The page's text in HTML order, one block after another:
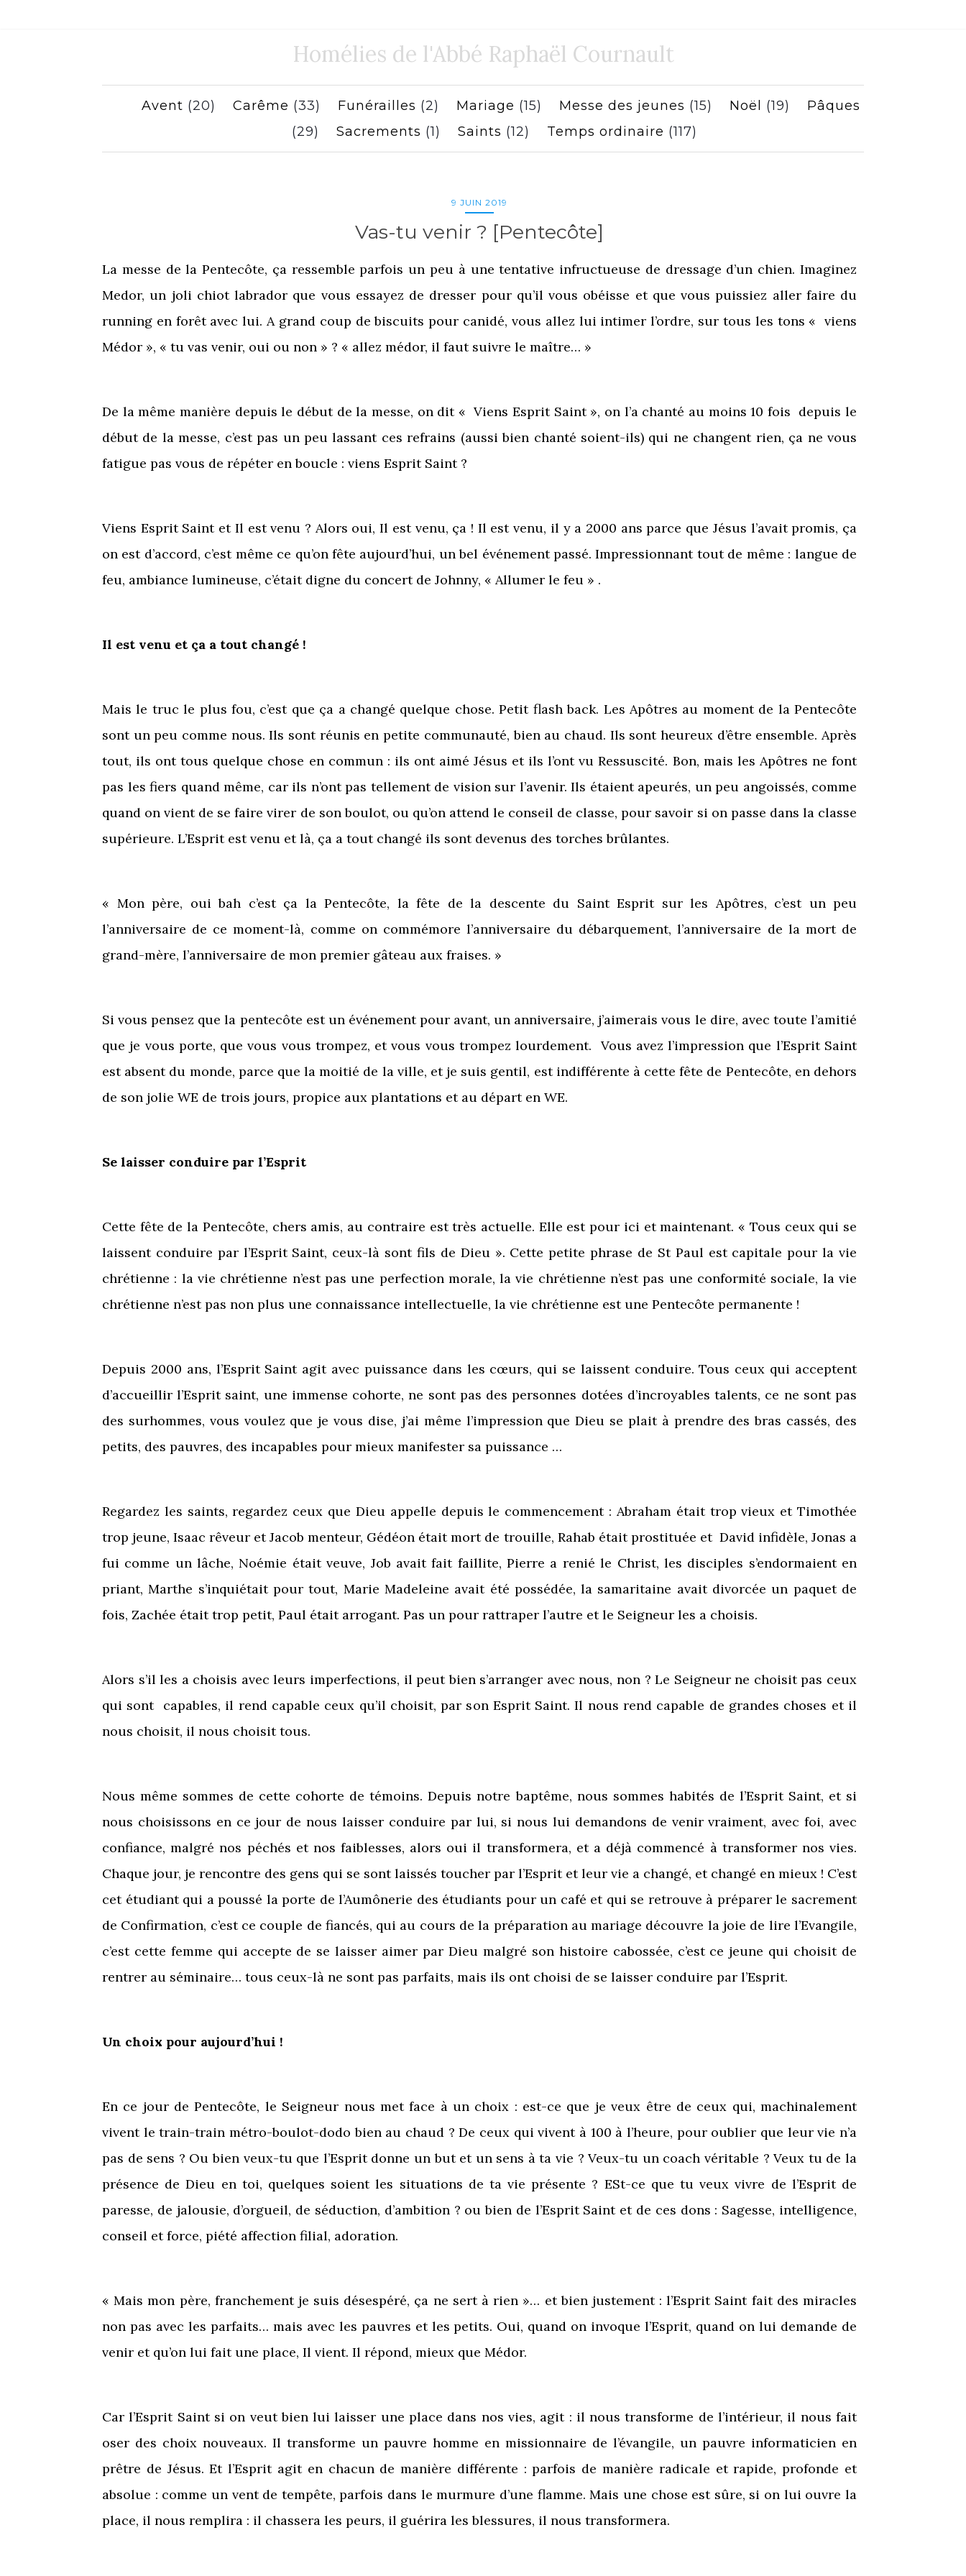
Homélies de l'Abbé Raphaël Cournault
Avent (20) Carême (33) Funérailles (2) Mariage (15) Messe des jeunes (15) Noël (19)
Pâques
(29)
Sacrements (1) Saints (12) Temps ordinaire (117)
9 JUIN 2019
Vas-tu venir ? [Pentecôte]
La messe de la Pentecôte, ça ressemble parfois un peu à une tentative infructueuse de dressage d’un chien. Imaginez
Medor, un joli chiot labrador que vous essayez de dresser pour qu’il vous obéisse et que vous puissiez aller faire du
running en forêt avec lui. A grand coup de biscuits pour canidé, vous allez lui intimer l’ordre, sur tous les tons « viens
Médor », « tu vas venir, oui ou non » ? « allez médor, il faut suivre le maître… »
De la même manière depuis le début de la messe, on dit « Viens Esprit Saint », on l’a chanté au moins 10 fois depuis le
début de la messe, c’est pas un peu lassant ces refrains (aussi bien chanté soient-ils) qui ne changent rien, ça ne vous
fatigue pas vous de répéter en boucle : viens Esprit Saint ?
Viens Esprit Saint et Il est venu ? Alors oui, Il est venu, ça ! Il est venu, il y a 2000 ans parce que Jésus l’avait promis, ça
on est d’accord, c’est même ce qu’on fête aujourd’hui, un bel événement passé. Impressionnant tout de même : langue de
feu, ambiance lumineuse, c’était digne du concert de Johnny, « Allumer le feu » .
Il est venu et ça a tout changé !
Mais le truc le plus fou, c’est que ça a changé quelque chose. Petit flash back. Les Apôtres au moment de la Pentecôte
sont un peu comme nous. Ils sont réunis en petite communauté, bien au chaud. Ils sont heureux d’être ensemble. Après
tout, ils ont tous quelque chose en commun : ils ont aimé Jésus et ils l’ont vu Ressuscité. Bon, mais les Apôtres ne font
pas les fiers quand même, car ils n’ont pas tellement de vision sur l’avenir. Ils étaient apeurés, un peu angoissés, comme
quand on vient de se faire virer de son boulot, ou qu’on attend le conseil de classe, pour savoir si on passe dans la classe
supérieure. L’Esprit est venu et là, ça a tout changé ils sont devenus des torches brûlantes.
« Mon père, oui bah c’est ça la Pentecôte, la fête de la descente du Saint Esprit sur les Apôtres, c’est un peu
l’anniversaire de ce moment-là, comme on commémore l’anniversaire du débarquement, l’anniversaire de la mort de
grand-mère, l’anniversaire de mon premier gâteau aux fraises. »
Si vous pensez que la pentecôte est un événement pour avant, un anniversaire, j’aimerais vous le dire, avec toute l’amitié
que je vous porte, que vous vous trompez, et vous vous trompez lourdement. Vous avez l’impression que l’Esprit Saint
est absent du monde, parce que la moitié de la ville, et je suis gentil, est indifférente à cette fête de Pentecôte, en dehors
de son jolie WE de trois jours, propice aux plantations et au départ en WE.
Se laisser conduire par l’Esprit
Cette fête de la Pentecôte, chers amis, au contraire est très actuelle. Elle est pour ici et maintenant. « Tous ceux qui se
laissent conduire par l’Esprit Saint, ceux-là sont fils de Dieu ». Cette petite phrase de St Paul est capitale pour la vie
chrétienne : la vie chrétienne n’est pas une perfection morale, la vie chrétienne n’est pas une conformité sociale, la vie
chrétienne n’est pas non plus une connaissance intellectuelle, la vie chrétienne est une Pentecôte permanente !
Depuis 2000 ans, l’Esprit Saint agit avec puissance dans les cœurs, qui se laissent conduire. Tous ceux qui acceptent
d’accueillir l’Esprit saint, une immense cohorte, ne sont pas des personnes dotées d’incroyables talents, ce ne sont pas
des surhommes, vous voulez que je vous dise, j’ai même l’impression que Dieu se plait à prendre des bras cassés, des
petits, des pauvres, des incapables pour mieux manifester sa puissance …
Regardez les saints, regardez ceux que Dieu appelle depuis le commencement : Abraham était trop vieux et Timothée
trop jeune, Isaac rêveur et Jacob menteur, Gédéon était mort de trouille, Rahab était prostituée et David infidèle, Jonas a
fui comme un lâche, Noémie était veuve, Job avait fait faillite, Pierre a renié le Christ, les disciples s’endormaient en
priant, Marthe s’inquiétait pour tout, Marie Madeleine avait été possédée, la samaritaine avait divorcée un paquet de
fois, Zachée était trop petit, Paul était arrogant. Pas un pour rattraper l’autre et le Seigneur les a choisis.
Alors s’il les a choisis avec leurs imperfections, il peut bien s’arranger avec nous, non ? Le Seigneur ne choisit pas ceux
qui sont capables, il rend capable ceux qu’il choisit, par son Esprit Saint. Il nous rend capable de grandes choses et il
nous choisit, il nous choisit tous.
Nous même sommes de cette cohorte de témoins. Depuis notre baptême, nous sommes habités de l’Esprit Saint, et si
nous choisissons en ce jour de nous laisser conduire par lui, si nous lui demandons de venir vraiment, avec foi, avec
confiance, malgré nos péchés et nos faiblesses, alors oui il transformera, et a déjà commencé à transformer nos vies.
Chaque jour, je rencontre des gens qui se sont laissés toucher par l’Esprit et leur vie a changé, et changé en mieux ! C’est
cet étudiant qui a poussé la porte de l’Aumônerie des étudiants pour un café et qui se retrouve à préparer le sacrement
de Confirmation, c’est ce couple de fiancés, qui au cours de la préparation au mariage découvre la joie de lire l’Evangile,
c’est cette femme qui accepte de se laisser aimer par Dieu malgré son histoire cabossée, c’est ce jeune qui choisit de
rentrer au séminaire… tous ceux-là ne sont pas parfaits, mais ils ont choisi de se laisser conduire par l’Esprit.
Un choix pour aujourd’hui !
En ce jour de Pentecôte, le Seigneur nous met face à un choix : est-ce que je veux être de ceux qui, machinalement
vivent le train-train métro-boulot-dodo bien au chaud ? De ceux qui vivent à 100 à l’heure, pour oublier que leur vie n’a
pas de sens ? Ou bien veux-tu que l’Esprit donne un but et un sens à ta vie ? Veux-tu un coach véritable ? Veux tu de la
présence de Dieu en toi, quelques soient les situations de ta vie présente ? ESt-ce que tu veux vivre de l’Esprit de
paresse, de jalousie, d’orgueil, de séduction, d’ambition ? ou bien de l’Esprit Saint et de ces dons : Sagesse, intelligence,
conseil et force, piété affection filial, adoration.
« Mais mon père, franchement je suis désespéré, ça ne sert à rien »… et bien justement : l’Esprit Saint fait des miracles
non pas avec les parfaits… mais avec les pauvres et les petits. Oui, quand on invoque l’Esprit, quand on lui demande de
venir et qu’on lui fait une place, Il vient. Il répond, mieux que Médor.
Car l’Esprit Saint si on veut bien lui laisser une place dans nos vies, agit : il nous transforme de l’intérieur, il nous fait
oser des choix nouveaux. Il transforme un pauvre homme en missionnaire de l’évangile, un pauvre informaticien en
prêtre de Jésus. Et l’Esprit agit en chacun de manière différente : parfois de manière radicale et rapide, profonde et
absolue : comme un vent de tempête, parfois dans le murmure d’une flamme. Mais une chose est sûre, si on lui ouvre la
place, il nous remplira : il chassera les peurs, il guérira les blessures, il nous transformera.